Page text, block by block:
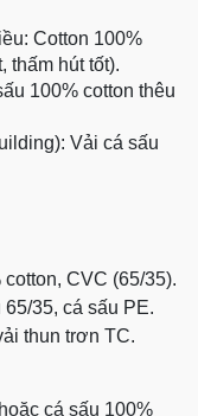
Cotton 100%
thấm hút tốt).
100% cotton thêu
Vải cá sấu
CVC (65/35).
35, cá sấu PE.
thun trơn TC.
cá sấu 100%